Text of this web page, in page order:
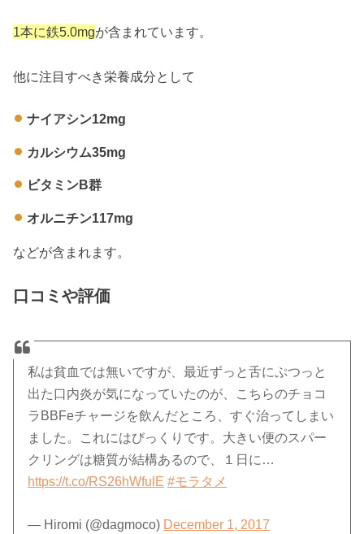
1本に鉄5.0mgが含まれています。
他に注目すべき栄養成分として
ナイアシン12mg
カルシウム35mg
ビタミンB群
オルニチン117mg
などが含まれます。
口コミや評価
私は貧血では無いですが、最近ずっと舌にぷつっと
出た口内炎が気になっていたのが、こちらのチョコ
ラBBFeチャージを飲んだところ、すぐ治ってしまい
ました。これにはびっくりです。大きい便のスパー
クリングは糖質が結構あるので、１日に…
https://t.co/RS26hWfulE #モラタメ
— Hiromi (@dagmoco) December 1, 2017